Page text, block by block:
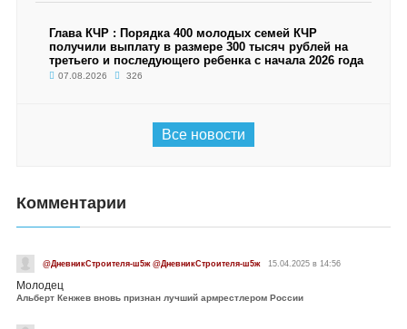
Глава КЧР : Порядка 400 молодых семей КЧР
получили выплату в размере 300 тысяч рублей на
третьего и последующего ребенка с начала 2026 года
07.08.2026 326
Все новости
Комментарии
@ДневникСтроителя-ш5ж @ДневникСтроителя-ш5ж 15.04.2025 в 14:56
Молодец
Альберт Кенжев вновь признан лучший армрестлером России